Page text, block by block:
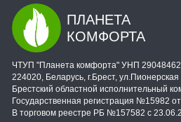
ПЛАНЕТА
КОМФОРТА
ЧТУП "Планета комфорта" УНП
224020, Беларусь, г.Брест, ул.Пионерская
Брестский областной исполнительный
Государственная регистрация №15982
В торговом реестре РБ №157582 с